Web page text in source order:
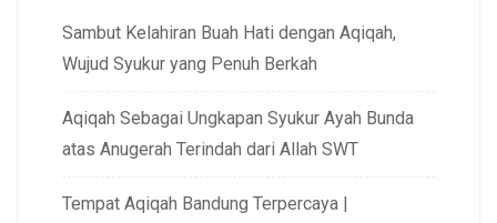
Sambut Kelahiran Buah Hati dengan Aqiqah,
Wujud Syukur yang Penuh Berkah
Aqiqah Sebagai Ungkapan Syukur Ayah Bunda
atas Anugerah Terindah dari Allah SWT
Tempat Aqiqah Bandung Terpercaya |